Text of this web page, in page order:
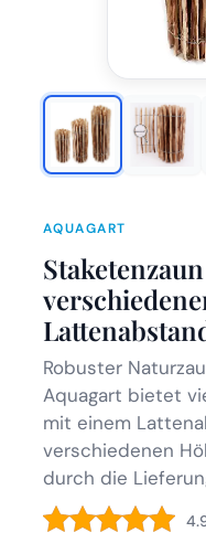
AQUAGART
Robuster
Aquagart bietet
mit einem
verschiedenen
durch die